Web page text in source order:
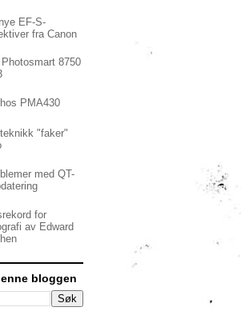
EF-S-
fra Canon
Photosmart 8750
PMA430
"faker"
med QT-
for
av Edward
bloggen